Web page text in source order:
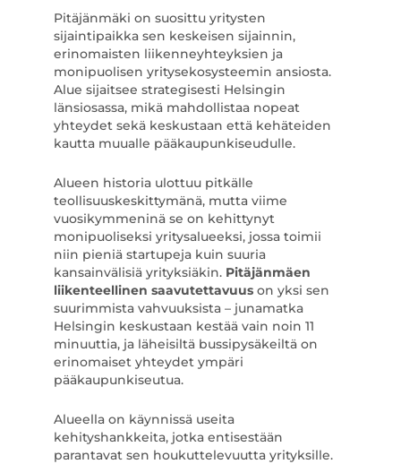
Pitäjänmäki on suosittu yritysten
sijaintipaikka sen keskeisen sijainnin,
erinomaisten liikenneyhteyksien ja
monipuolisen yritysekosysteemin ansiosta.
Alue sijaitsee strategisesti Helsingin
länsiosassa, mikä mahdollistaa nopeat
yhteydet sekä keskustaan että kehäteiden
kautta muualle pääkaupunkiseudulle.
Alueen historia ulottuu pitkälle
teollisuuskeskittymänä, mutta viime
vuosikymmeninä se on kehittynyt
monipuoliseksi yritysalueeksi, jossa toimii
niin pieniä startupeja kuin suuria
kansainvälisiä yrityksiäkin. Pitäjänmäen
liikenteellinen saavutettavuuson yksi sen
suurimmista vahvuuksista – junamatka
Helsingin keskustaan kestää vain noin 11
minuuttia, ja läheisiltä bussipysäkeiltä on
erinomaiset yhteydet ympäri
pääkaupunkiseutua.
Alueella on käynnissä useita
kehityshankkeita, jotka entisestään
parantavat sen houkuttelevuutta yrityksille.